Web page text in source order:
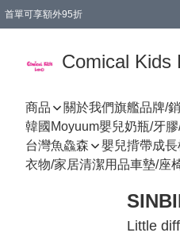
首單可享額外95折
Comical Kids
商品 關於我們旗艦品牌/
韓國Moyuum嬰兒奶瓶/牙
台灣魚鱻森
嬰兒揹帶成
衣物/家居清潔用品車墊/座
Little